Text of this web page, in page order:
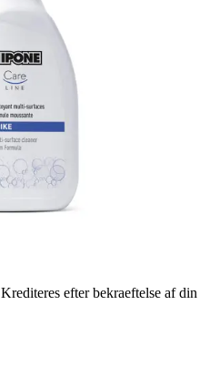
Krediteres efter bekraeftelse af din